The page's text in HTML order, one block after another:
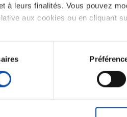
à leurs finalités. Vous pouvez
aux cookies ou en cliquant
nous aimerions également :
des informations sur votre
pouvez modifier ou retirer
de la thyroïde et des